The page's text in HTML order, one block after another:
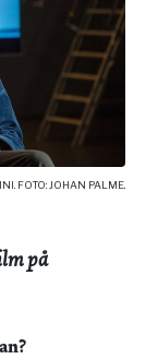
FOTO: JOHAN PALME.
på